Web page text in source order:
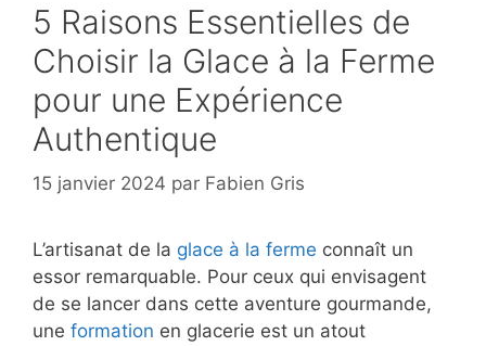
5 Raisons Essentielles de
Choisir la Glace à la Ferme
pour une Expérience
Authentique
15 janvier 2024 par Fabien Gris
L’artisanat de la glace à la ferme connaît un
essor remarquable. Pour ceux qui envisagent
de se lancer dans cette aventure gourmande,
une formation en glacerie est un atout